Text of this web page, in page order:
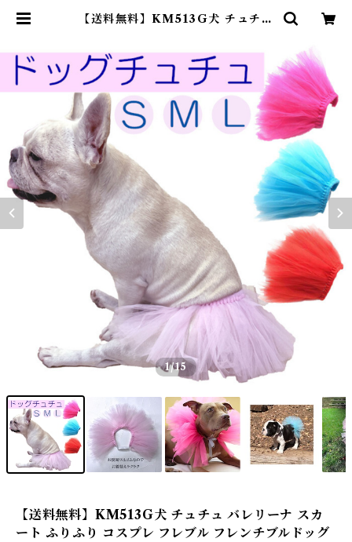
【送料無料】KM513G犬 チュチュ
ドッグウェア ペットウェア ペット
服 洋服 カジュアル おしゃれ 中型犬
小型犬 大型犬 | DearKM ❤︎フレン
チブルドック孔明
1/15
【送料無料】KM513G犬 チュチュ バレリーナ スカ
ート ふりふり コスプレ フレブル フレンチブルドッグ